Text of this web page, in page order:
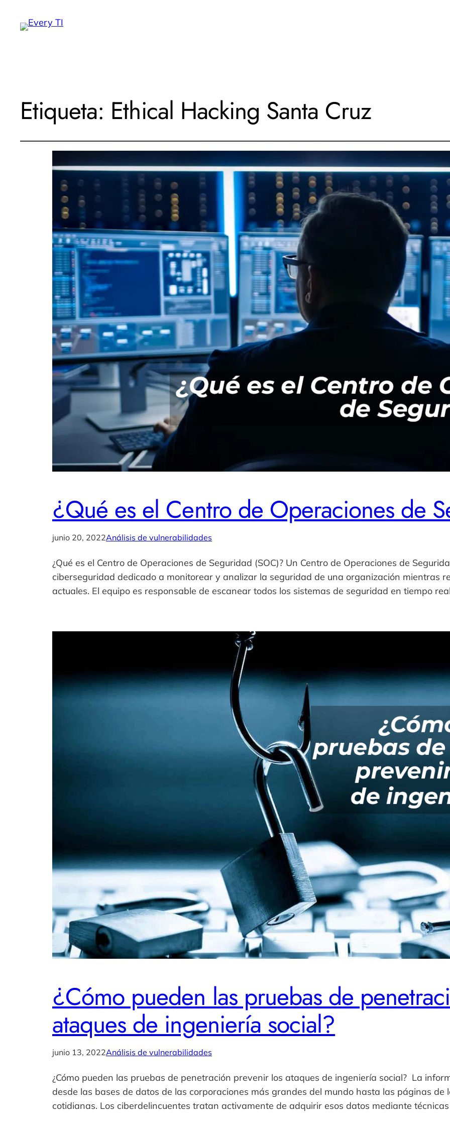
Etiqueta: Ethical Hacking Santa Cruz
¿Qué es el Centro de Operaciones de
junio 20, 2022Análisis de vulnerabilidades
¿Qué es el Centro de Operaciones de Seguridad (SOC)? Un Centro de Operaciones de
ciberseguridad dedicado a monitorear y analizar la seguridad de una organización mientras
actuales. El equipo es responsable de escanear todos los sistemas de seguridad en tiempo
¿Cómo pueden las pruebas de
ataques de ingeniería social?
junio 13, 2022Análisis de vulnerabilidades
¿Cómo pueden las pruebas de penetración prevenir los ataques de ingeniería social? La
desde las bases de datos de las corporaciones más grandes del mundo hasta las páginas de
cotidianas. Los ciberdelincuentes tratan activamente de adquirir esos datos mediante